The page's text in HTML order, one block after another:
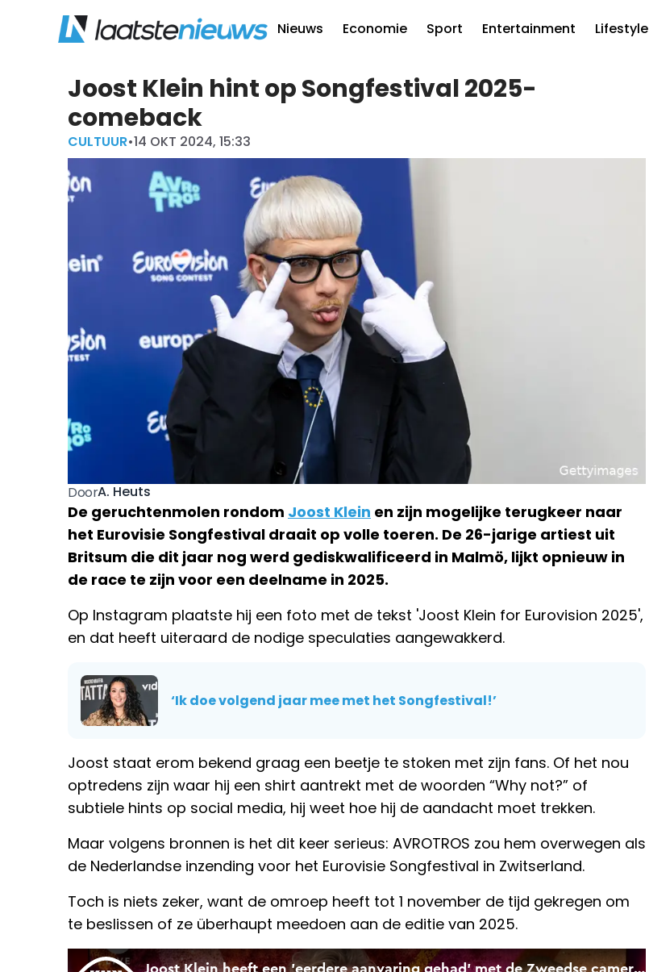
Nieuws Economie Sport Entertainment Lifestyle
Joost Klein hint op Songfestival 2025-
comeback
CULTUUR•14 OKT 2024, 15:33
DoorA. Heuts
De geruchtenmolen rondom Joost Klein en zijn mogelijke terugkeer naar
het Eurovisie Songfestival draait op volle toeren. De 26-jarige artiest uit
Britsum die dit jaar nog werd gediskwalificeerd in Malmö, lijkt opnieuw in
de race te zijn voor een deelname in 2025.
Op Instagram plaatste hij een foto met de tekst 'Joost Klein for Eurovision 2025',
en dat heeft uiteraard de nodige speculaties aangewakkerd.
‘Ik doe volgend jaar mee met het Songfestival!’
Joost staat erom bekend graag een beetje te stoken met zijn fans. Of het nou
optredens zijn waar hij een shirt aantrekt met de woorden “Why not?” of
subtiele hints op social media, hij weet hoe hij de aandacht moet trekken.
Maar volgens bronnen is het dit keer serieus: AVROTROS zou hem overwegen als
de Nederlandse inzending voor het Eurovisie Songfestival in Zwitserland.
Toch is niets zeker, want de omroep heeft tot 1 november de tijd gekregen om
te beslissen of ze überhaupt meedoen aan de editie van 2025.